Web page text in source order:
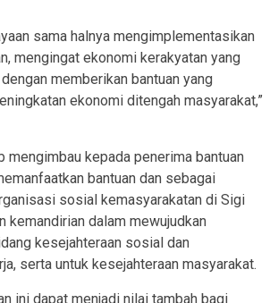
sama halnya mengimplementasikan
mengingat ekonomi kerakyatan yang
memberikan bantuan yang
ekonomi ditengah masyarakat,”
mengimbau kepada penerima bantuan
bantuan dan sebagai
sosial kemasyarakatan di Sigi
kemandirian dalam mewujudkan
kesejahteraan sosial dan
serta untuk kesejahteraan masyarakat.
ini dapat menjadi nilai tambah bagi